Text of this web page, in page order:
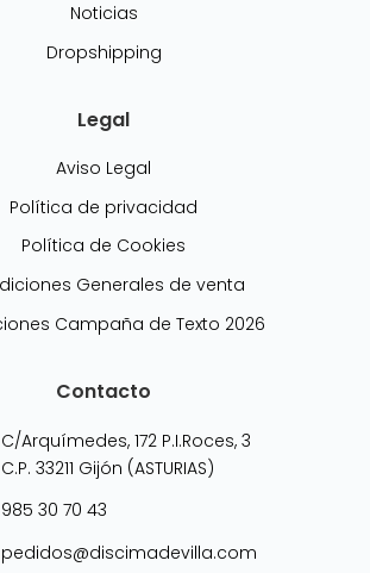
Noticias
Dropshipping
Legal
Aviso Legal
Política de privacidad
Política de Cookies
Generales de venta
Campaña de Texto 2026
Contacto
C/Arquímedes, 172 P.I.Roces, 3
C.P. 33211 Gijón (ASTURIAS)
985 30 70 43
pedidos@discimadevilla.com